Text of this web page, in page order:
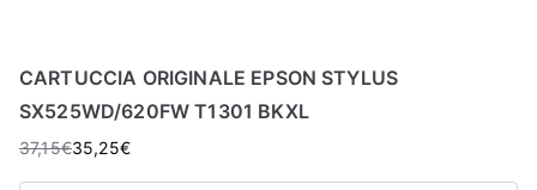
CARTUCCIA ORIGINALE EPSON STYLUS
SX525WD/620FW T1301 BKXL
37,15€35,25€